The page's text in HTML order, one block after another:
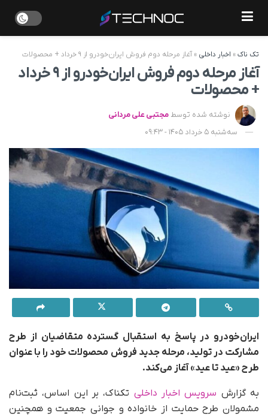
تک ناک» اخبار داخلی » آغاز مرحله دوم فروش ایران‌خودرو از ۹ خرداد + محصولات
آغاز مرحله دوم فروش ایران‌خودرو از ۹ خرداد
+ محصولات
نوشته شده توسط مجتبی علی مردانی
سه‌شنبه 5 خرداد 1405 - 09:43
ایران‌خودرو در پاسخ به استقبال گسترده متقاضیان از طرح
مشارکت در تولید، مرحله جدید فروش محصولات خود را با عنوان
طرح «عید تا عید» آغاز می‌کند.
به گزارش سرویس اخبار داخلی تکناک، بر این اساس، ثبت‌نام
مشمولان طرح حمایت از خانواده و جوانی جمعیت و همچنین